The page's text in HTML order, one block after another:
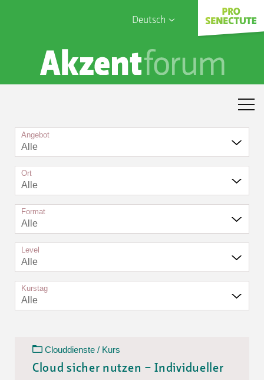
Deutsch
English
Français
Sophia Care
Angebot
Alle
Ort
Alle
Format
Alle
Level
Alle
Kurstag
Alle
Clouddienste / Kurs
Cloud sicher nutzen – Individueller